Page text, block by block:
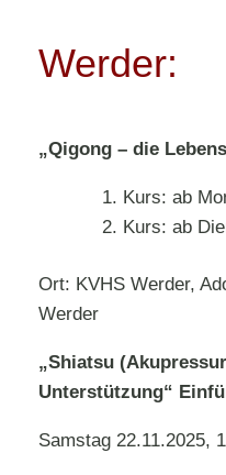
Werder:
„Qigong – die
Kurs: ab
Kurs: ab
Ort: KVHS Werder,
Werder
„Shiatsu
Unterstützung“
Samstag 22.11.2025,